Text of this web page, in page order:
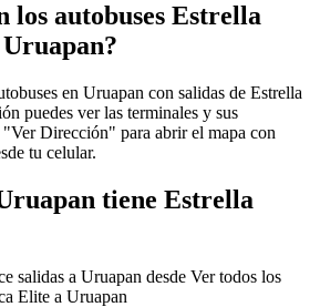
los autobuses Estrella
en Uruapan con salidas de Estrella
puedes ver las terminales y sus
Dirección" para abrir el mapa con
tu celular.
tiene Estrella
salidas a Uruapan desde Ver todos los
Elite a Uruapan